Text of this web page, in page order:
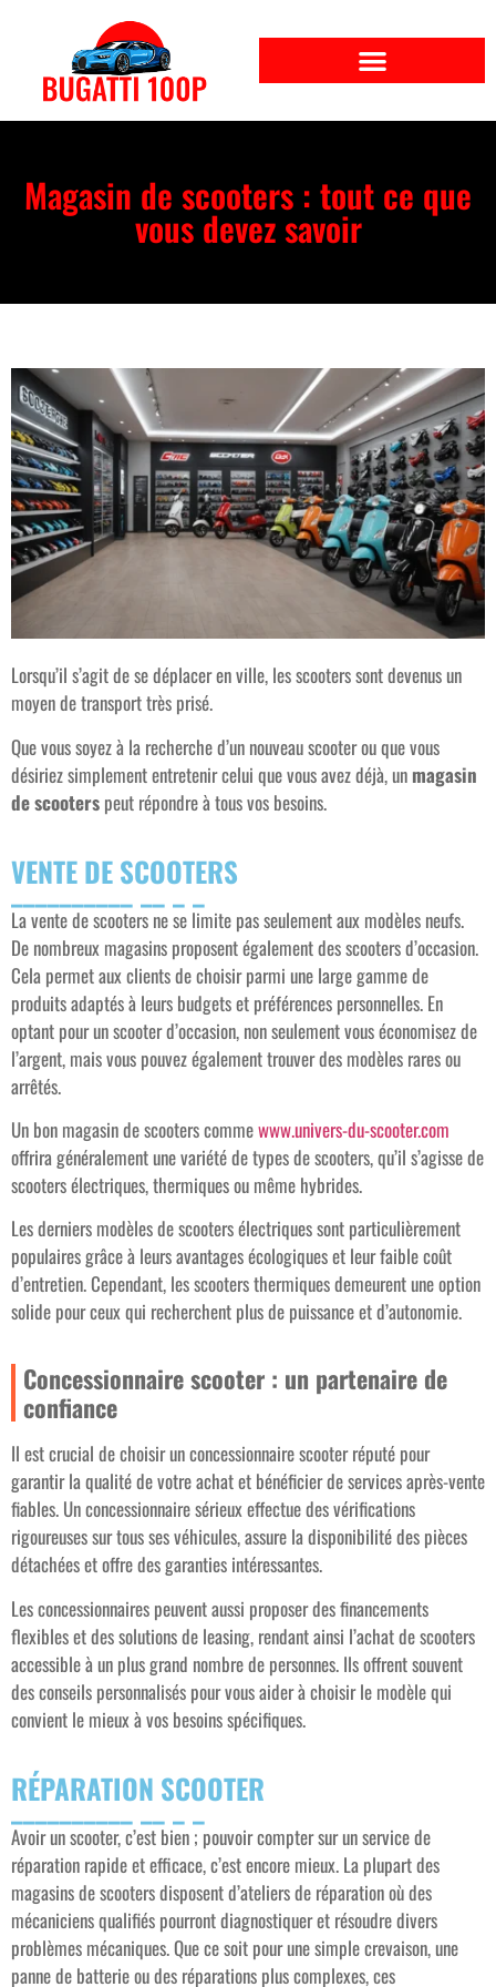
Magasin de scooters : tout ce que
vous devez savoir
Lorsqu’il s’agit de se déplacer en ville, les scooters sont devenus un
moyen de transport très prisé.
Que vous soyez à la recherche d’un nouveau scooter ou que vous
désiriez simplement entretenir celui que vous avez déjà, un magasin
de scooters peut répondre à tous vos besoins.
VENTE DE SCOOTERS
La vente de scooters ne se limite pas seulement aux modèles neufs.
De nombreux magasins proposent également des scooters d’occasion.
Cela permet aux clients de choisir parmi une large gamme de
produits adaptés à leurs budgets et préférences personnelles. En
optant pour un scooter d’occasion, non seulement vous économisez de
l’argent, mais vous pouvez également trouver des modèles rares ou
arrêtés.
Un bon magasin de scooters commewww.univers-du-scooter.com
offrira généralement une variété de types de scooters, qu’il s’agisse de
scooters électriques, thermiques ou même hybrides.
Les derniers modèles de scooters électriques sont particulièrement
populaires grâce à leurs avantages écologiques et leur faible coût
d’entretien. Cependant, les scooters thermiques demeurent une option
solide pour ceux qui recherchent plus de puissance et d’autonomie.
Concessionnaire scooter : un partenaire de
confiance
Il est crucial de choisir un concessionnaire scooter réputé pour
garantir la qualité de votre achat et bénéficier de services après-vente
fiables. Un concessionnaire sérieux effectue des vérifications
rigoureuses sur tous ses véhicules, assure la disponibilité des pièces
détachées et offre des garanties intéressantes.
Les concessionnaires peuvent aussi proposer des financements
flexibles et des solutions de leasing, rendant ainsi l’achat de scooters
accessible à un plus grand nombre de personnes. Ils offrent souvent
des conseils personnalisés pour vous aider à choisir le modèle qui
convient le mieux à vos besoins spécifiques.
RÉPARATION SCOOTER
Avoir un scooter, c’est bien ; pouvoir compter sur un service de
réparation rapide et efficace, c’est encore mieux. La plupart des
magasins de scooters disposent d’ateliers de réparation où des
mécaniciens qualifiés pourront diagnostiquer et résoudre divers
problèmes mécaniques. Que ce soit pour une simple crevaison, une
panne de batterie ou des réparations plus complexes, ces